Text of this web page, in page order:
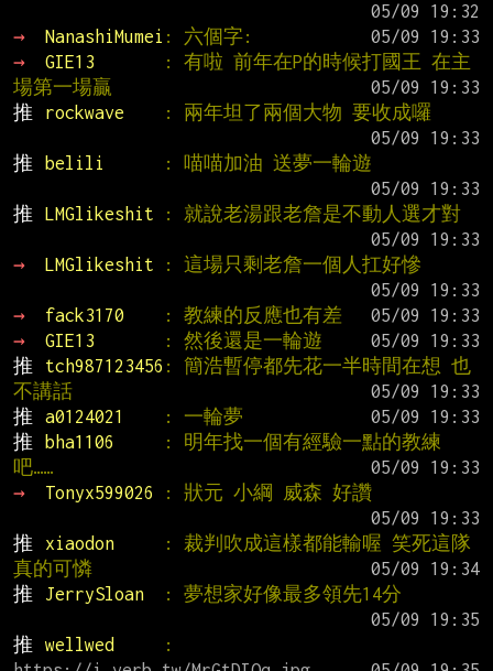
→
NanashiMumei : 六個字:
→
GIE13
: 有啦 前年在P的時候打國王 在主
場第一場贏
推
rockwave
: 兩年坦了兩個大物 要收成囉
推
belili
: 喵喵加油 送夢一輪遊
推
LMGlikeshit
: 就說老湯跟老詹是不動人選才對
→
LMGlikeshit
: 這場只剩老詹一個人扛好慘
→
fack3170 : 教練的反應也有差
→
GIE13 : 然後還是一輪遊
推
tch987123456 : 簡浩暫停都先花一半時間在想 也
不講話
推
a0124021 : 一輪夢
推
bha1106
: 明年找一個有經驗一點的教練
吧……
→
Tonyx599026
: 狀元 小綱 威森 好讚
推
xiaodon
: 裁判吹成這樣都能輸喔 笑死這隊
真的可憐
推
JerrySloan
: 夢想家好像最多領先14分
推
wellwed